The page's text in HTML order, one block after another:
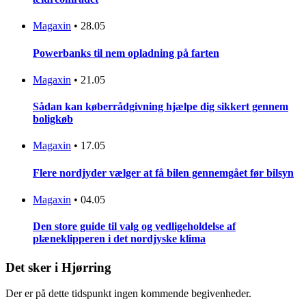
Magaxin • 28.05
Powerbanks til nem opladning på farten
Magaxin • 21.05
Sådan kan køberrådgivning hjælpe dig sikkert gennem
boligkøb
Magaxin • 17.05
Flere nordjyder vælger at få bilen gennemgået før bilsyn
Magaxin • 04.05
Den store guide til valg og vedligeholdelse af
plæneklipperen i det nordjyske klima
Det sker i Hjørring
Der er på dette tidspunkt ingen kommende begivenheder.